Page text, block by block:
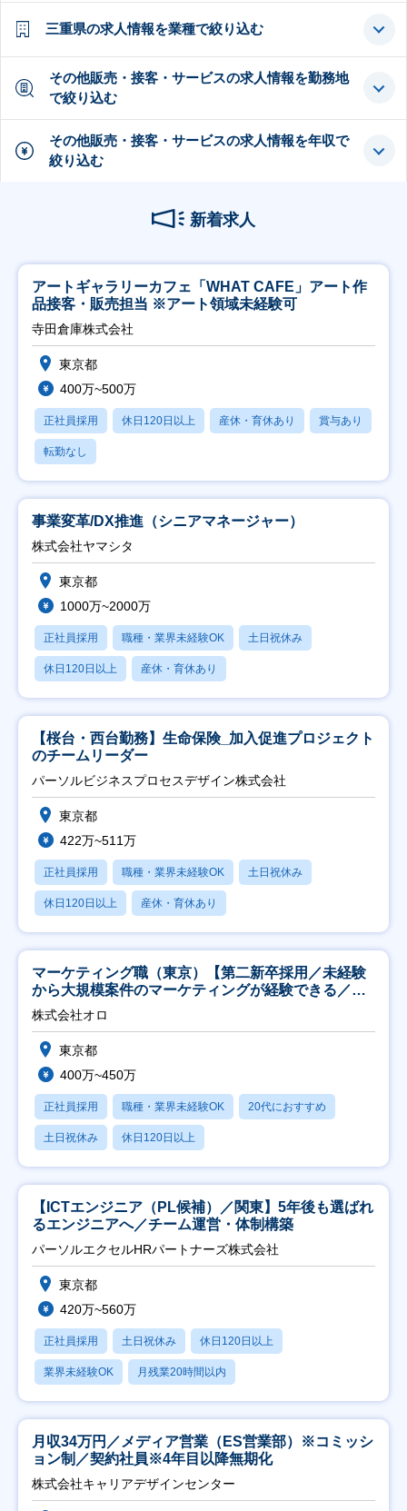
三重県の求人情報を業種で絞り込む
その他販売・接客・サービスの求人情報を勤務地
で絞り込む
その他販売・接客・サービスの求人情報を年収で
絞り込む
新着求人
アートギャラリーカフェ「WHAT CAFE」アート作
品接客・販売担当 ※アート領域未経験可
寺田倉庫株式会社
東京都
400万~500万
正社員採用 休日120日以上 産休・育休あり 賞与あり
転勤なし
事業変革/DX推進（シニアマネージャー）
株式会社ヤマシタ
東京都
1000万~2000万
正社員採用 職種・業界未経験OK 土日祝休み
休日120日以上 産休・育休あり
【桜台・西台勤務】生命保険_加入促進プロジェクト
のチームリーダー
パーソルビジネスプロセスデザイン株式会社
東京都
422万~511万
正社員採用 職種・業界未経験OK 土日祝休み
休日120日以上 産休・育休あり
マーケティング職（東京）【第二新卒採用／未経験
から大規模案件のマーケティングが経験できる／研
修充実】
株式会社オロ
東京都
400万~450万
正社員採用 職種・業界未経験OK 20代におすすめ
土日祝休み 休日120日以上
【ICTエンジニア（PL候補）／関東】5年後も選ばれ
るエンジニアへ／チーム運営・体制構築
パーソルエクセルHRパートナーズ株式会社
東京都
420万~560万
正社員採用 土日祝休み 休日120日以上
業界未経験OK 月残業20時間以内
月収34万円／メディア営業（ES営業部）※コミッシ
ョン制／契約社員※4年目以降無期化
株式会社キャリアデザインセンター